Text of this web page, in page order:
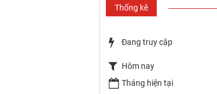
Thống kê
Đang truy cập
Hôm nay
Tháng hiện tại